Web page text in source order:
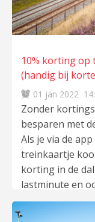
die loopt tot 3
wil NS reizigers
spreiden en
Daarnaast wil
of reizigers
te kopen voor
in ruil voor een
10% korting op
(handig bij
01 jan 2022
Zonder
besparen met
Als je via de
treinkaartje
korting in de
lastminute en
trajecten. 10%
“Met Gaiyo